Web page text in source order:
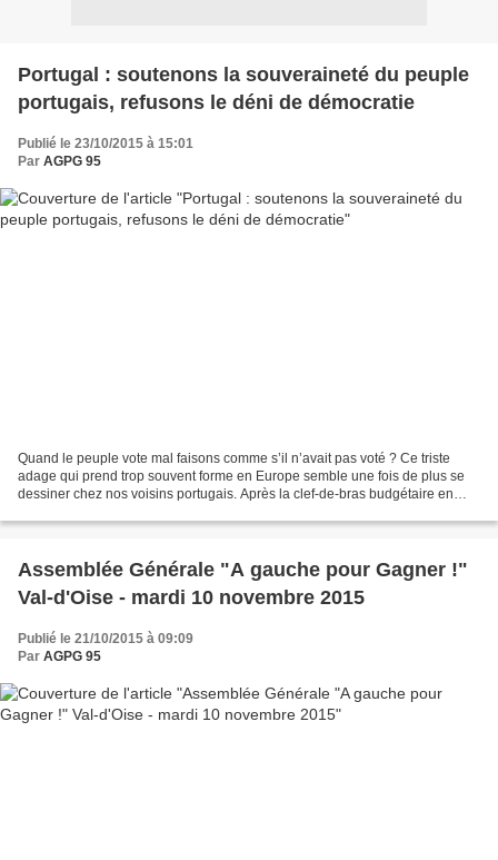
Portugal : soutenons la souveraineté du peuple
portugais, refusons le déni de démocratie
Publié le 23/10/2015 à 15:01
Par AGPG 95
Quand le peuple vote mal faisons comme s’il n’avait pas voté ? Ce triste
adage qui prend trop souvent forme en Europe semble une fois de plus se
dessiner chez nos voisins portugais. Après la clef-de-bras budgétaire en
Assemblée Générale "A gauche pour Gagner !"
Val-d'Oise - mardi 10 novembre 2015
Publié le 21/10/2015 à 09:09
Par AGPG 95